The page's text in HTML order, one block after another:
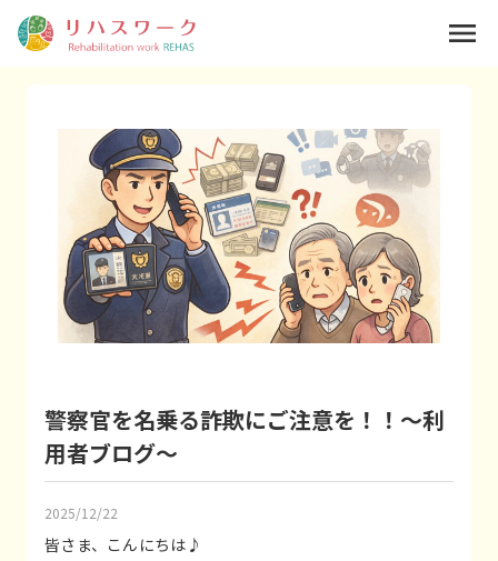
警察官を名乗る詐欺にご注意を！！～利
用者ブログ～
2025/12/22
皆さま、こんにちは♪
menu